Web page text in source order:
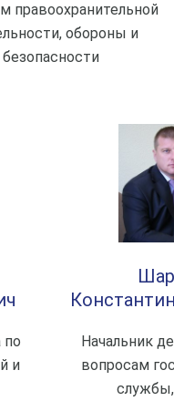
правоохранительной
обороны и
безопасности
по
и
Начальник
вопросам